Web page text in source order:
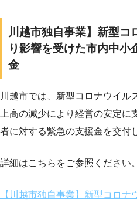
川越市独自事業】新型コ
り影響を受けた市内中小
金
川越市では、新型コロナウイル
上高の減少により経営の安定
者に対する緊急の支援金を交付
詳細はこちらをご参照ください。
【川越市独自事業】新型コロ